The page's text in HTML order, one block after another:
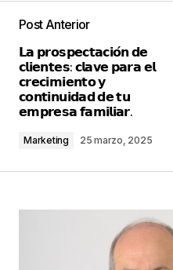
publicada. Los
marcados con*
Comentario*
Your Name*
*
Post Anterior
𝗟𝗮 𝗽𝗿𝗼𝘀𝗽𝗲𝗰𝘁𝗮𝗰𝗶𝗼́𝗻 𝗱𝗲
𝗰𝗹𝗶𝗲𝗻𝘁𝗲𝘀: 𝗰𝗹𝗮𝘃𝗲 𝗽𝗮𝗿𝗮 𝗲𝗹
𝗰𝗿𝗲𝗰𝗶𝗺𝗶𝗲𝗻𝘁𝗼 𝘆
𝗰𝗼𝗻𝘁𝗶𝗻𝘂𝗶𝗱𝗮𝗱 𝗱𝗲 𝘁𝘂
𝗲𝗺𝗽𝗿𝗲𝘀𝗮 𝗳𝗮𝗺𝗶𝗹𝗶𝗮𝗿.
Marketing 25 marzo, 2025